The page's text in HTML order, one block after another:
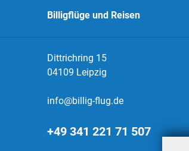
Billigflüge und Reisen
Dittrichring 15
04109 Leipzig
info@billig-flug.de
+49 341 221 71 507